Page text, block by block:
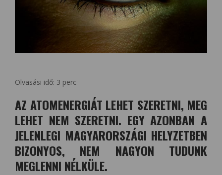
Olvasási idő: 3 perc
AZ ATOMENERGIÁT LEHET SZERETNI, MEG
LEHET NEM SZERETNI. EGY AZONBAN A
JELENLEGI MAGYARORSZÁGI HELYZETBEN
BIZONYOS, NEM NAGYON TUDUNK
MEGLENNI NÉLKÜLE.